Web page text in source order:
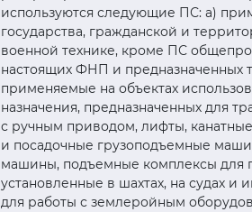
используются следующие ПС: а)
государства, гражданской и
военной технике, кроме ПС
настоящих ФНП и предназначенных
применяемые на объектах
назначения, предназначенных для
с ручным приводом, лифты,
и посадочные грузоподъемные
машины, подъемные комплексы для
установленные в шахтах, на судах и
для работы с землеройным